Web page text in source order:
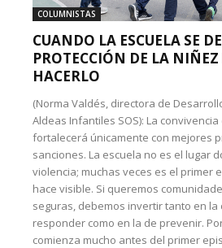
COLUMNISTAS
CUANDO LA ESCUELA SE
PROTECCIÓN DE LA NIÑEZ
HACERLO
(Norma Valdés, directora de
Aldeas Infantiles SOS): La
fortalecerá únicamente con mejores
sanciones. La escuela no es el lugar
violencia; muchas veces es el primer
hace visible. Si queremos
seguras, debemos invertir tanto en la
responder como en la de prevenir.
comienza mucho antes del primer